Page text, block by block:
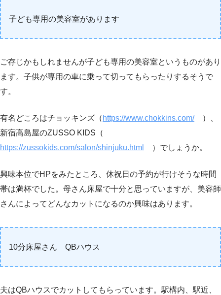
子ども専用の美容室があります
ご存じかもしれませんが子ども専用の美容室というものがあり
ます。子供が専用の車に乗って切ってもらったりするそうで
す。
有名どころはチョッキンズ（ https://www.chokkins.com/）、
新宿高島屋のZUSSO KIDS（
https://zussokids.com/salon/shinjuku.html
）でしょうか。
興味本位でHPをみたところ、休祝日の予約が行けそうな時間
帯は満杯でした。母さん床屋で十分と思っていますが、美容師
さんによってどんなカットになるのか興味はあります。
10分床屋さん QBハウス
夫はQBハウスでカットしてもらっています。駅構内、駅近、